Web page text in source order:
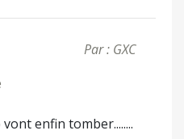
Par : GXC
enfin tomber........